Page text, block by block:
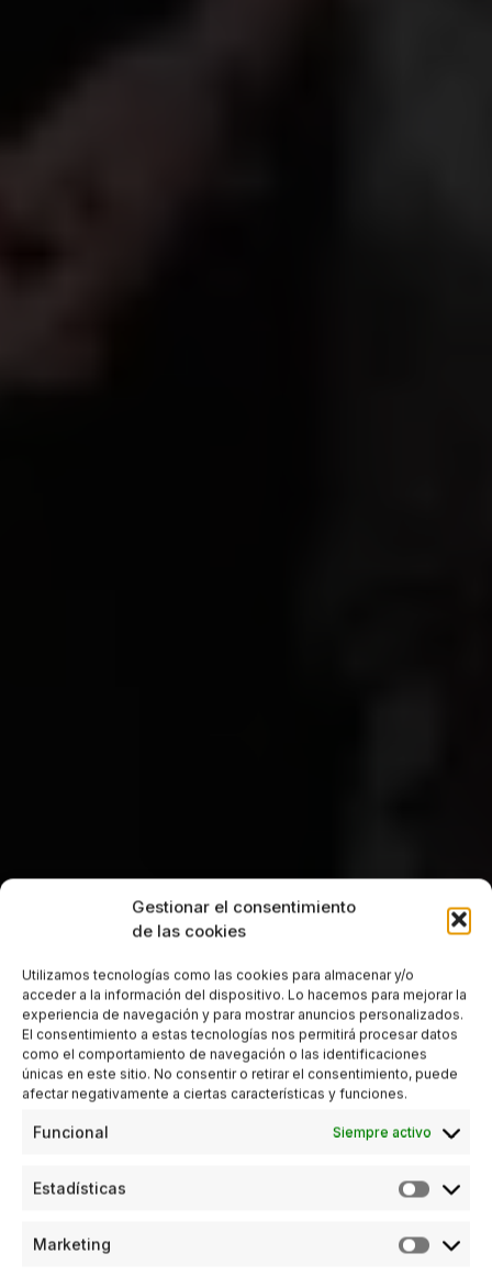
Gestionar el consentimiento
de las cookies
Utilizamos tecnologías como las cookies para almacenar y/o
acceder a la información del dispositivo. Lo hacemos para mejorar la
experiencia de navegación y para mostrar anuncios personalizados.
El consentimiento a estas tecnologías nos permitirá procesar datos
como el comportamiento de navegación o las identificaciones
únicas en este sitio. No consentir o retirar el consentimiento, puede
afectar negativamente a ciertas características y funciones.
Funcional Siempre activo
Estadísticas
Marketing